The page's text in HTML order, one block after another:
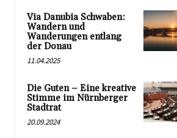
Via Danubia Schwaben:
Wandern und
Wanderungen entlang
der Donau
11.04.2025
Die Guten – Eine kreative
Stimme im Nürnberger
Stadtrat
20.09.2024